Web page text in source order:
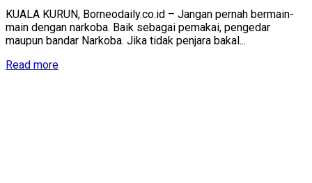
KUALA KURUN, Borneodaily.co.id – Jangan pernah bermain-
main dengan narkoba. Baik sebagai pemakai, pengedar
maupun bandar Narkoba. Jika tidak penjara bakal...
Read more